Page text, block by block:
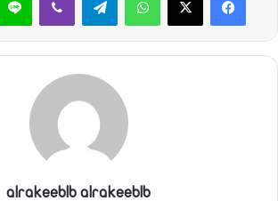
alrakeeblb alrakeeblb